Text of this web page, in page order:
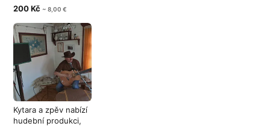
vše nové gum
200 Kč ~ 8,00 €
Kytara a zpěv nabízí
hudební produkci,